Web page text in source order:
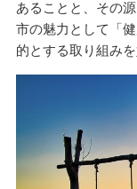
あることと、その
市の魅力として「
的とする取り組みを